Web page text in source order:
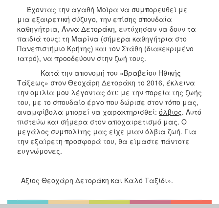
Έχοντας την αγαθή Μοίρα να συμπορευθεί με
μια εξαιρετική σύζυγο, την επίσης σπουδαία
καθηγήτρια, Άννα Δετοράκη, ευτύχησαν να δουν τα
παιδιά τους: τη Μαρίνα (σήμερα καθηγήτρια στο
Πανεπιστήμιο Κρήτης) και τον Στάθη (διακεκριμένο
ιατρό), να προοδεύουν στην ζωή τους.
Κατά την απονομή του «Βραβείου Ηθικής
Τάξεως» στον Θεοχάρη Δετοράκη το 2016, έκλεινα
την ομιλία μου λέγοντας ότι: με την πορεία της ζωής
του, με το σπουδαίο έργο που δώρισε στον τόπο μας,
αναμφίβολα μπορεί να χαρακτηρισθεί: όλβιος. Αυτό
πιστεύω και σήμερα στον αποχαιρετισμό μας. Ο
μεγάλος συμπολίτης μας είχε μιαν όλβια ζωή. Για
την εξαίρετη προσφορά του, θα είμαστε πάντοτε
ευγνώμονες.
Άξιος Θεοχάρη Δετοράκη και Καλό Ταξίδι».